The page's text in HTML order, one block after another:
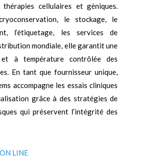
thérapies cellulaires et géniques.
le stockage, le
l’étiquetage, les services de
mondiale, elle garantit une
à température contrôlée des
En tant que fournisseur unique,
accompagne les essais cliniques
grâce à des stratégies de
qui préservent l’intégrité des
LINE